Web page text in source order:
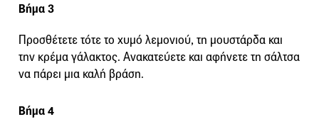
Βήμα 3
Προσθέτετε τότε το χυμό λεμονιού, τη μουστάρδα και
την κρέμα γάλακτος. Ανακατεύετε και αφήνετε τη σάλτσα
να πάρει μια καλή βράση.
Βήμα 4